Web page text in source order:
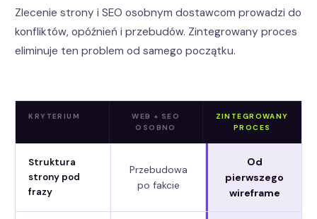
Zlecenie strony i SEO osobnym dostawcom prowadzi do
konfliktów, opóźnień i przebudów. Zintegrowany proces
eliminuje ten problem od samego początku.
KRYTERIUM
WEB + SEO
OSOBNO
ZINTEGROWANY
PROCES
Struktura
strony pod
frazy
Przebudowa
po fakcie
Od
pierwszego
wireframe